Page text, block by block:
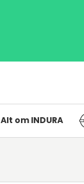
Alt om INDURA